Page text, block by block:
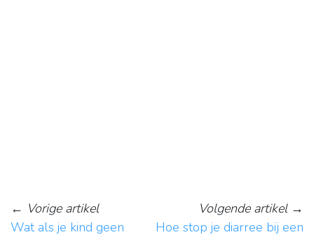
← Vorige artikel
Wat als je kind geen
Volgende artikel→
Hoe stop je diarree bij een